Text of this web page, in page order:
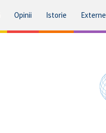
Opinii Istorie Externe